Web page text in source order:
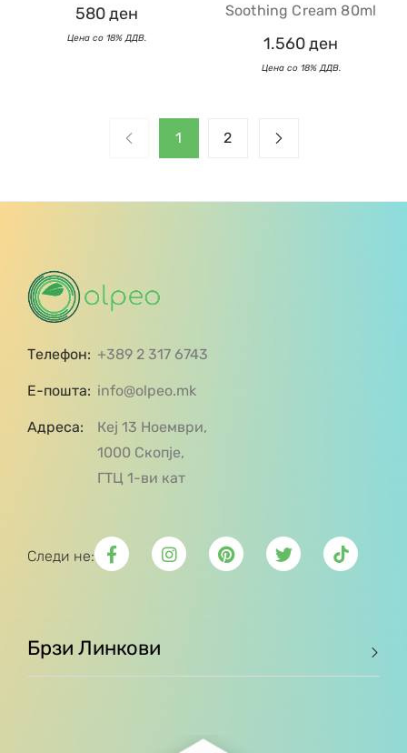
580ден
Soothing Cream 80ml
1.560ден
1 2
Телефон: +389 2 317 6743
Е-пошта: info@olpeo.mk
Адреса:
Кеј 13 Ноември,
1000 Скопје,
ГТЦ 1-ви кат
Следи не:
Брзи Линкови